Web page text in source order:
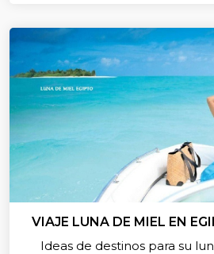
VIAJE LUNA DE MIEL EN
Ideas de destinos para su